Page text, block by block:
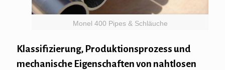
Monel 400 Pipes & Schläuche
Klassifizierung, Produktionsprozess und
mechanische Eigenschaften von nahtlosen